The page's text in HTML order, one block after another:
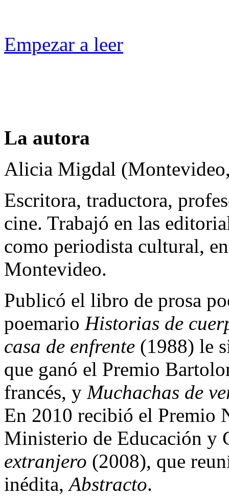
Empezar a leer
La autora
Alicia Migdal
Escritora, traductora,
cine. Trabajó en las
como periodista cultural,
Montevideo.
Publicó el libro de prosa
poemario Historias de
casa de enfrente (1988) le
que ganó el Premio
francés, y Muchachas de
En 2010 recibió el Premio
Ministerio de Educación y
extranjero (2008), que
inédita,Abstracto.